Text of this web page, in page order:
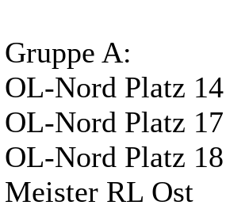
Gruppe A:
OL-Nord Platz 14
OL-Nord Platz 17
OL-Nord Platz 18
Meister RL Ost